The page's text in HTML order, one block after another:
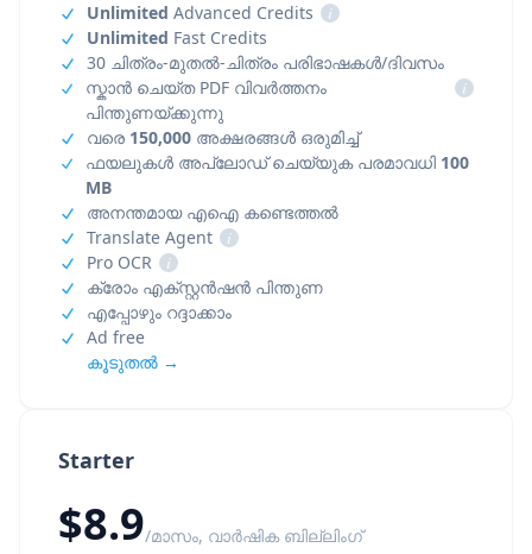
Starter
$8.9/മാസം, വാർഷിക ബില്ലിംഗ്
Unlimited Advanced Credits
i
Unlimited Fast Credits
30 ചിത്രം-മുതൽ-ചിത്രം പരിഭാഷകൾ/ദിവസം
സ്കാൻ ചെയ്ത PDF വിവർത്തനം
പിന്തുണയ്ക്കുന്നു
i
വരെ 150,000 അക്ഷരങ്ങൾ ഒരുമിച്ച്
ഫയലുകൾ അപ്‌ലോഡ് ചെയ്യുക പരമാവധി 100
MB
അനന്തമായ എഐ കണ്ടെത്തൽ
Translate Agent
i
Pro OCR
i
ക്രോം എക്സ്റ്റൻഷൻ പിന്തുണ
എപ്പോഴും റദ്ദാക്കാം
Ad free
കൂടുതൽ →